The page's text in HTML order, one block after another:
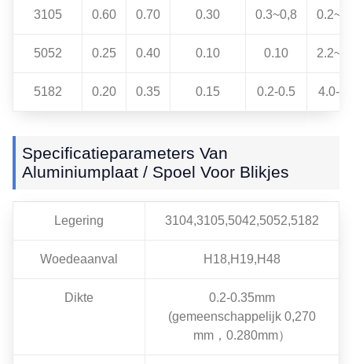
3105 0.60 0.70 0.30 0.3~0,8
5052 0.25 0.40 0.10 0.10
5182 0.20 0.35 0.15 0.2-0.5 4.0-
Specificatieparameters Van
Aluminiumplaat / Spoel Voor Blikjes
Legering 3104,3105,5042,5052,5182
Woedeaanval H18,H19,H48
Dikte
0.2-0.35mm
(gemeenschappelijk 0,270
mm，0.280mm）